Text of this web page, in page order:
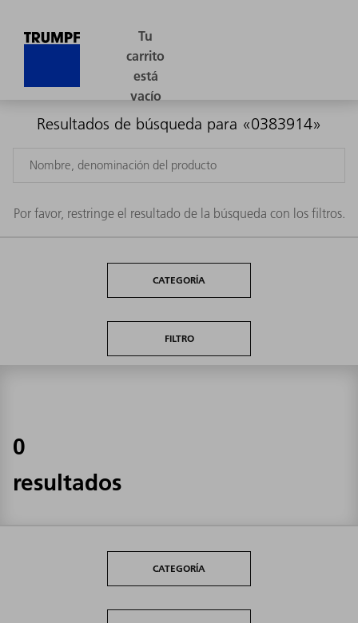
Resultados de búsqueda para «0383914»
Por favor, restringe el resultado de la búsqueda con los filtros.
CATEGORÍA
FILTRO
0
resultados
CATEGORÍA